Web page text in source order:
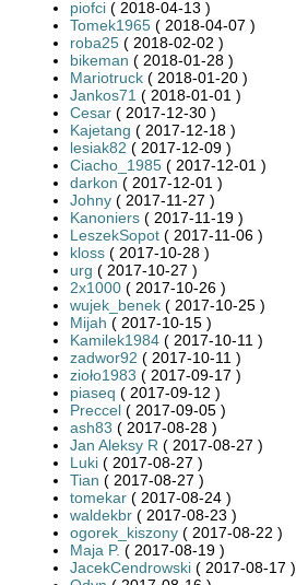
piofci ( 2018-04-13 )
Tomek1965 ( 2018-04-07 )
roba25 ( 2018-02-02 )
bikeman ( 2018-01-28 )
Mariotruck ( 2018-01-20 )
Jankos71 ( 2018-01-01 )
Cesar ( 2017-12-30 )
Kajetang ( 2017-12-18 )
lesiak82 ( 2017-12-09 )
Ciacho_1985 ( 2017-12-01 )
darkon ( 2017-12-01 )
Johny ( 2017-11-27 )
Kanoniers ( 2017-11-19 )
LeszekSopot ( 2017-11-06 )
kloss ( 2017-10-28 )
urg ( 2017-10-27 )
2x1000 ( 2017-10-26 )
wujek_benek ( 2017-10-25 )
Mijah ( 2017-10-15 )
Kamilek1984 ( 2017-10-11 )
zadwor92 ( 2017-10-11 )
zioło1983 ( 2017-09-17 )
piaseq ( 2017-09-12 )
Preccel ( 2017-09-05 )
ash83 ( 2017-08-28 )
Jan Aleksy R ( 2017-08-27 )
Luki ( 2017-08-27 )
Tian ( 2017-08-27 )
tomekar ( 2017-08-24 )
waldekbr ( 2017-08-23 )
ogorek_kiszony ( 2017-08-22 )
Maja P. ( 2017-08-19 )
JacekCendrowski ( 2017-08-17 )